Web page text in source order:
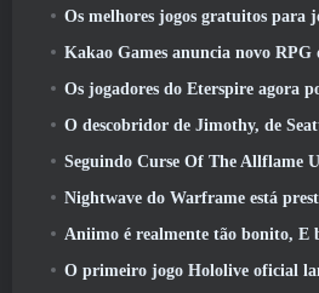
Os melhores jogos gratuitos para
Kakao Games anuncia novo RPG
Os jogadores do Eterspire agora podem viajar um
O descobridor de Jimothy, de Seattle, tem ligações com a ArenaNet, Então é
Seguindo Curse Of The Allflame Update Path Of Exile
Nightwave do Warframe está prestes a
Aniimo é realmente tão bonito, E
O primeiro jogo Hololive oficial